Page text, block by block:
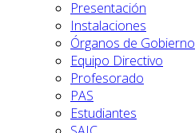
Presentación
Instalaciones
Órganos de Gobierno
Equipo Directivo
Profesorado
PAS
Estudiantes